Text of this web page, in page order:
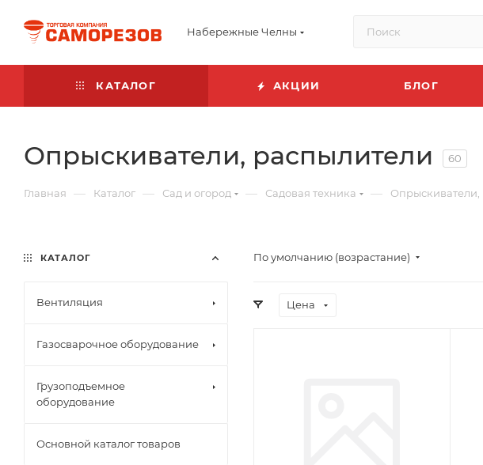
Набережные Челны
КАТАЛОГ АКЦИИ БЛОГ
Опрыскиватели, распылители 60
Главная — Каталог — Сад и огород — Садовая техника — Опрыскиватели,
По умолчанию (возрастание)
Цена
КАТАЛОГ
Вентиляция
Газосварочное оборудование
Грузоподъемное
оборудование
Основной каталог товаров